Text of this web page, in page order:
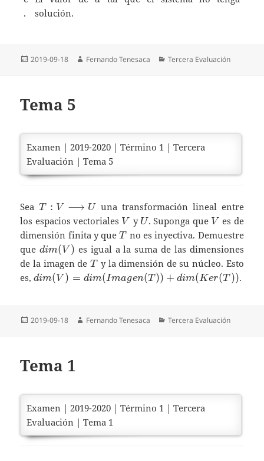
.
solución.
Publicado
2019-09-18 Autor
Fernando Tenesaca Categorías
Tercera Evaluación
Tema 5
Examen | 2019-2020 | Término 1 | Tercera
Evaluación | Tema 5
SeaT:V\longrightarrow
U
T : V ⟶ Uuna transformación lineal entre
los espacios vectoriales V
V y U
U. Suponga que V
V es de
dimensión finita y queT
T no es inyectiva. Demuestre
quedim(V)
dim( V ) es igual a la suma de las dimensiones
de la imagen de T
T y la dimensión de su núcleo. Esto
es,dim(V)=dim(Imagen(T))+dim(Ker(T))
dim( V ) = dim(Imagen(T )) + dim(Ker(T )).
Publicado
2019-09-18 Autor
Fernando Tenesaca Categorías
Tercera Evaluación
Tema 1
Examen | 2019-2020 | Término 1 | Tercera
Evaluación | Tema 1